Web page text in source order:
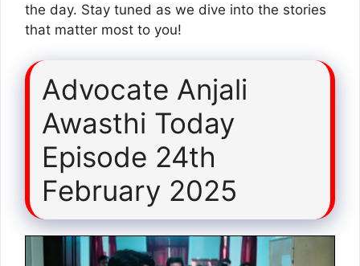
the day. Stay tuned as we dive into the stories
that matter most to you!
Advocate Anjali
Awasthi Today
Episode 24th
February 2025